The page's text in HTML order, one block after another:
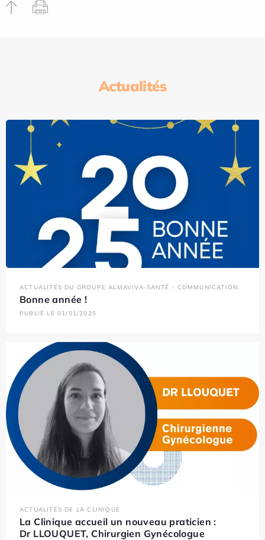
Actualités
ACTUALITÉS DU GROUPE ALMAVIVA-SANTÉ - COMMUNICATION
Bonne année !
PUBLIÉ LE 01/01/2025
ACTUALITÉS DE LA CLINIQUE
La Clinique accueil un nouveau praticien :
Dr LLOUQUET, Chirurgien Gynécologue